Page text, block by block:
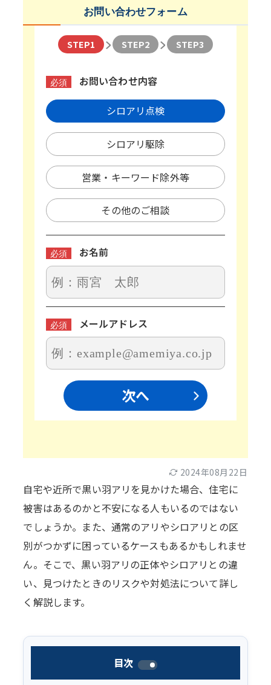
お問い合わせフォーム
STEP1 STEP2 STEP3
必須 お問い合わせ内容
シロアリ点検
シロアリ駆除
営業・キーワード除外等
その他のご相談
必須 お名前
必須 メールアドレス
次へ
2024年08月22日
自宅や近所で黒い羽アリを見かけた場合、住宅に
被害はあるのかと不安になる人もいるのではない
でしょうか。また、通常のアリやシロアリとの区
別がつかずに困っているケースもあるかもしれませ
ん。そこで、黒い羽アリの正体やシロアリとの違
い、見つけたときのリスクや対処法について詳し
く解説します。
目次